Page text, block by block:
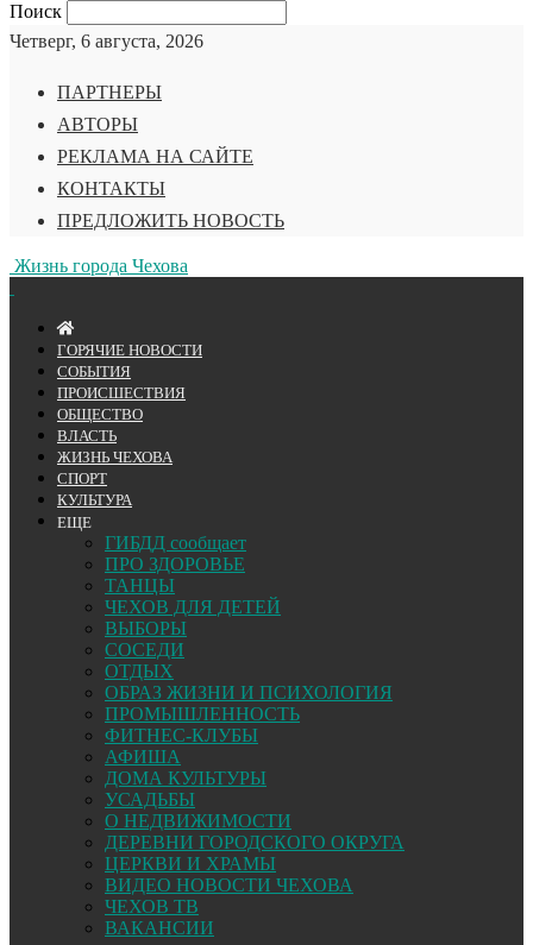
Поиск
Четверг, 6 августа, 2026
ПАРТНЕРЫ
АВТОРЫ
РЕКЛАМА НА САЙТЕ
КОНТАКТЫ
ПРЕДЛОЖИТЬ НОВОСТЬ
Жизнь города Чехова
ГОРЯЧИЕ НОВОСТИ
СОБЫТИЯ
ПРОИСШЕСТВИЯ
ОБЩЕСТВО
ВЛАСТЬ
ЖИЗНЬ ЧЕХОВА
СПОРТ
КУЛЬТУРА
ЕЩЕ
ГИБДД сообщает
ПРО ЗДОРОВЬЕ
ТАНЦЫ
ЧЕХОВ ДЛЯ ДЕТЕЙ
ВЫБОРЫ
СОСЕДИ
ОТДЫХ
ОБРАЗ ЖИЗНИ И ПСИХОЛОГИЯ
ПРОМЫШЛЕННОСТЬ
ФИТНЕС-КЛУБЫ
АФИША
ДОМА КУЛЬТУРЫ
УСАДЬБЫ
О НЕДВИЖИМОСТИ
ДЕРЕВНИ ГОРОДСКОГО ОКРУГА
ЦЕРКВИ И ХРАМЫ
ВИДЕО НОВОСТИ ЧЕХОВА
ЧЕХОВ ТВ
ВАКАНСИИ